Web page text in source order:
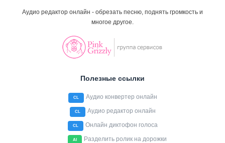
Аудио редактор онлайн - обрезать песню, поднять громкость и
многое другое.
Полезные ссылки
CL Аудио конвертер онлайн
CL Аудио редактор онлайн
CL Онлайн диктофон голоса
AI Разделить ролик на дорожки